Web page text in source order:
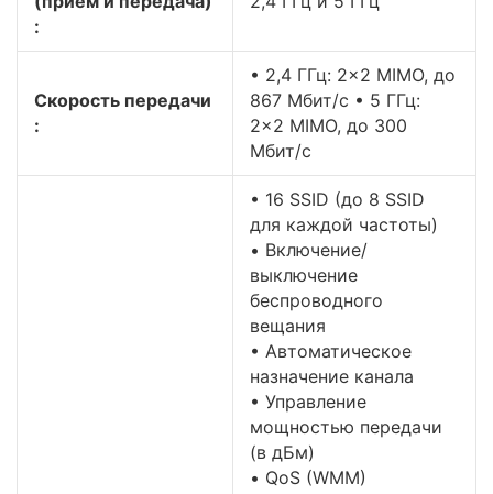
:
Скороcть передачи
:
• 2,4 ГГц: 2×2 MIMO, до
867 Мбит/с • 5 ГГц:
2×2 MIMO, до 300
Мбит/с
• 16 SSID (до 8 SSID
для каждой частоты)
• Включение/
выключение
беспроводного
вещания
• Автоматическое
назначение канала
• Управление
мощностью передачи
(в дБм)
• QoS (WMM)